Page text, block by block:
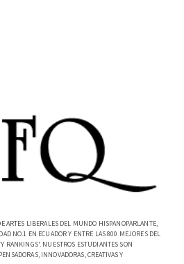
ARTES LIBERALES DEL MUNDO HISPANOPARLANTE,
NO.1 EN ECUADOR Y ENTRE LAS 800 MEJORES DEL
RANKINGS'. NUESTROS ESTUDIANTES SON
INNOVADORAS, CREATIVAS Y